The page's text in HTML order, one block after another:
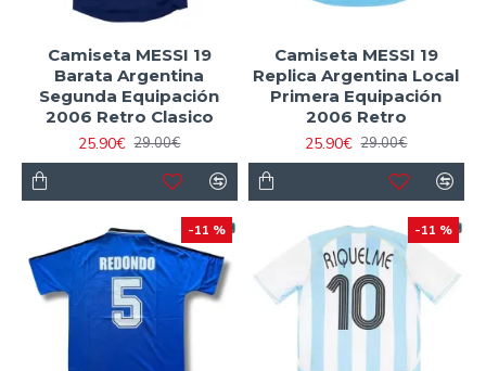
Camiseta MESSI 19
Barata Argentina
Segunda Equipación
2006 Retro Clasico
25.90€ 29.00€
Camiseta MESSI 19
Replica Argentina Local
Primera Equipación
2006 Retro
25.90€ 29.00€
-11 % -11 %